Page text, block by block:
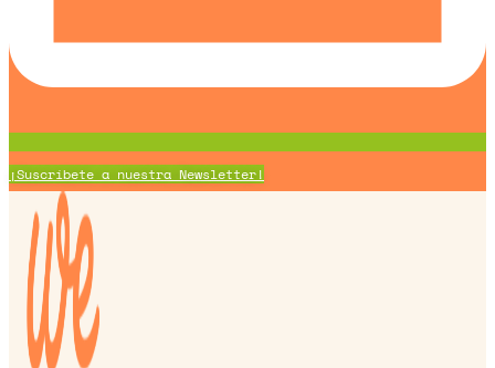
¡Suscríbete a nuestra Newsletter!